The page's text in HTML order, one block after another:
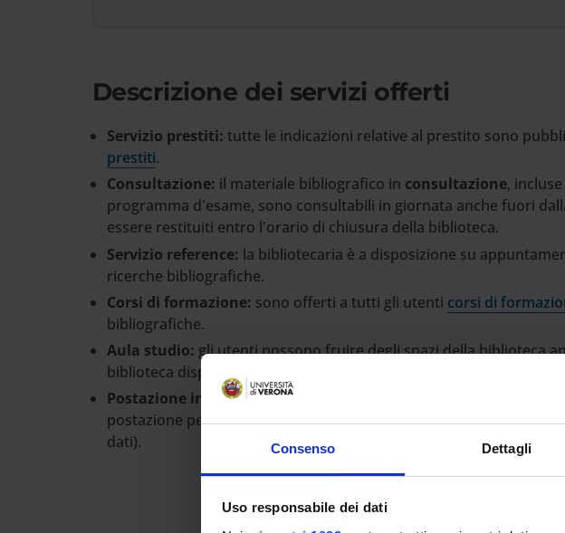
Consenso Dettagli
Uso responsabile dei dati
Descrizione dei servizi offerti
Servizio prestiti: tutte le indicazioni relative al prestito sono
prestiti.
Consultazione: il materiale bibliografico in consultazione,
programma d'esame, sono consultabili in giornata anche fuori
essere restituiti entro l'orario di chiusura della biblioteca.
Servizio reference: la bibliotecaria è a disposizione su
ricerche bibliografiche.
Corsi di formazione: sono offerti a tutti gli utenti corsi di
bibliografiche.
Aula studio: gli utenti possono fruire degli spazi della biblioteca
biblioteca dispone di 20 posti a sedere ed è priva di barriere
Postazione informatica:è disponibile e liberamente accessibile
postazione per le ricerche bibliografiche e per la consultazione
dati).